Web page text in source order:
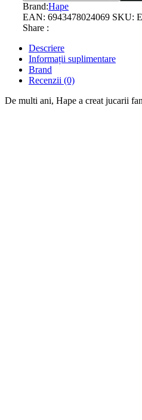
Brand:Hape
EAN: 6943478024069 SKU:
Share :
Descriere
Informații suplimentare
Brand
Recenzii (0)
De multi ani, Hape a creat jucarii